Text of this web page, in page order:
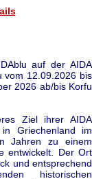
auf der AIDA
vom 12.09.2026 bis
2026 ab/bis Korfu
Ziel ihrer AIDA
Griechenland im
Jahren zu einem
entwickelt. Der Ort
und entsprechend
historischen